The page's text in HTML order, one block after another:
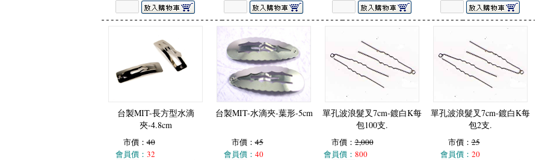
台製MIT-長方型水滴
夾-4.8cm
市價：40
會員價： 32
台製MIT-水滴夾-葉形-5cm
市價：45
會員價： 40
單孔波浪髮叉7cm-鍍白K每
包100支.
市價：2,000
會員價： 800
單孔波浪髮叉7cm-鍍白K每
包2支.
市價：25
會員價： 20